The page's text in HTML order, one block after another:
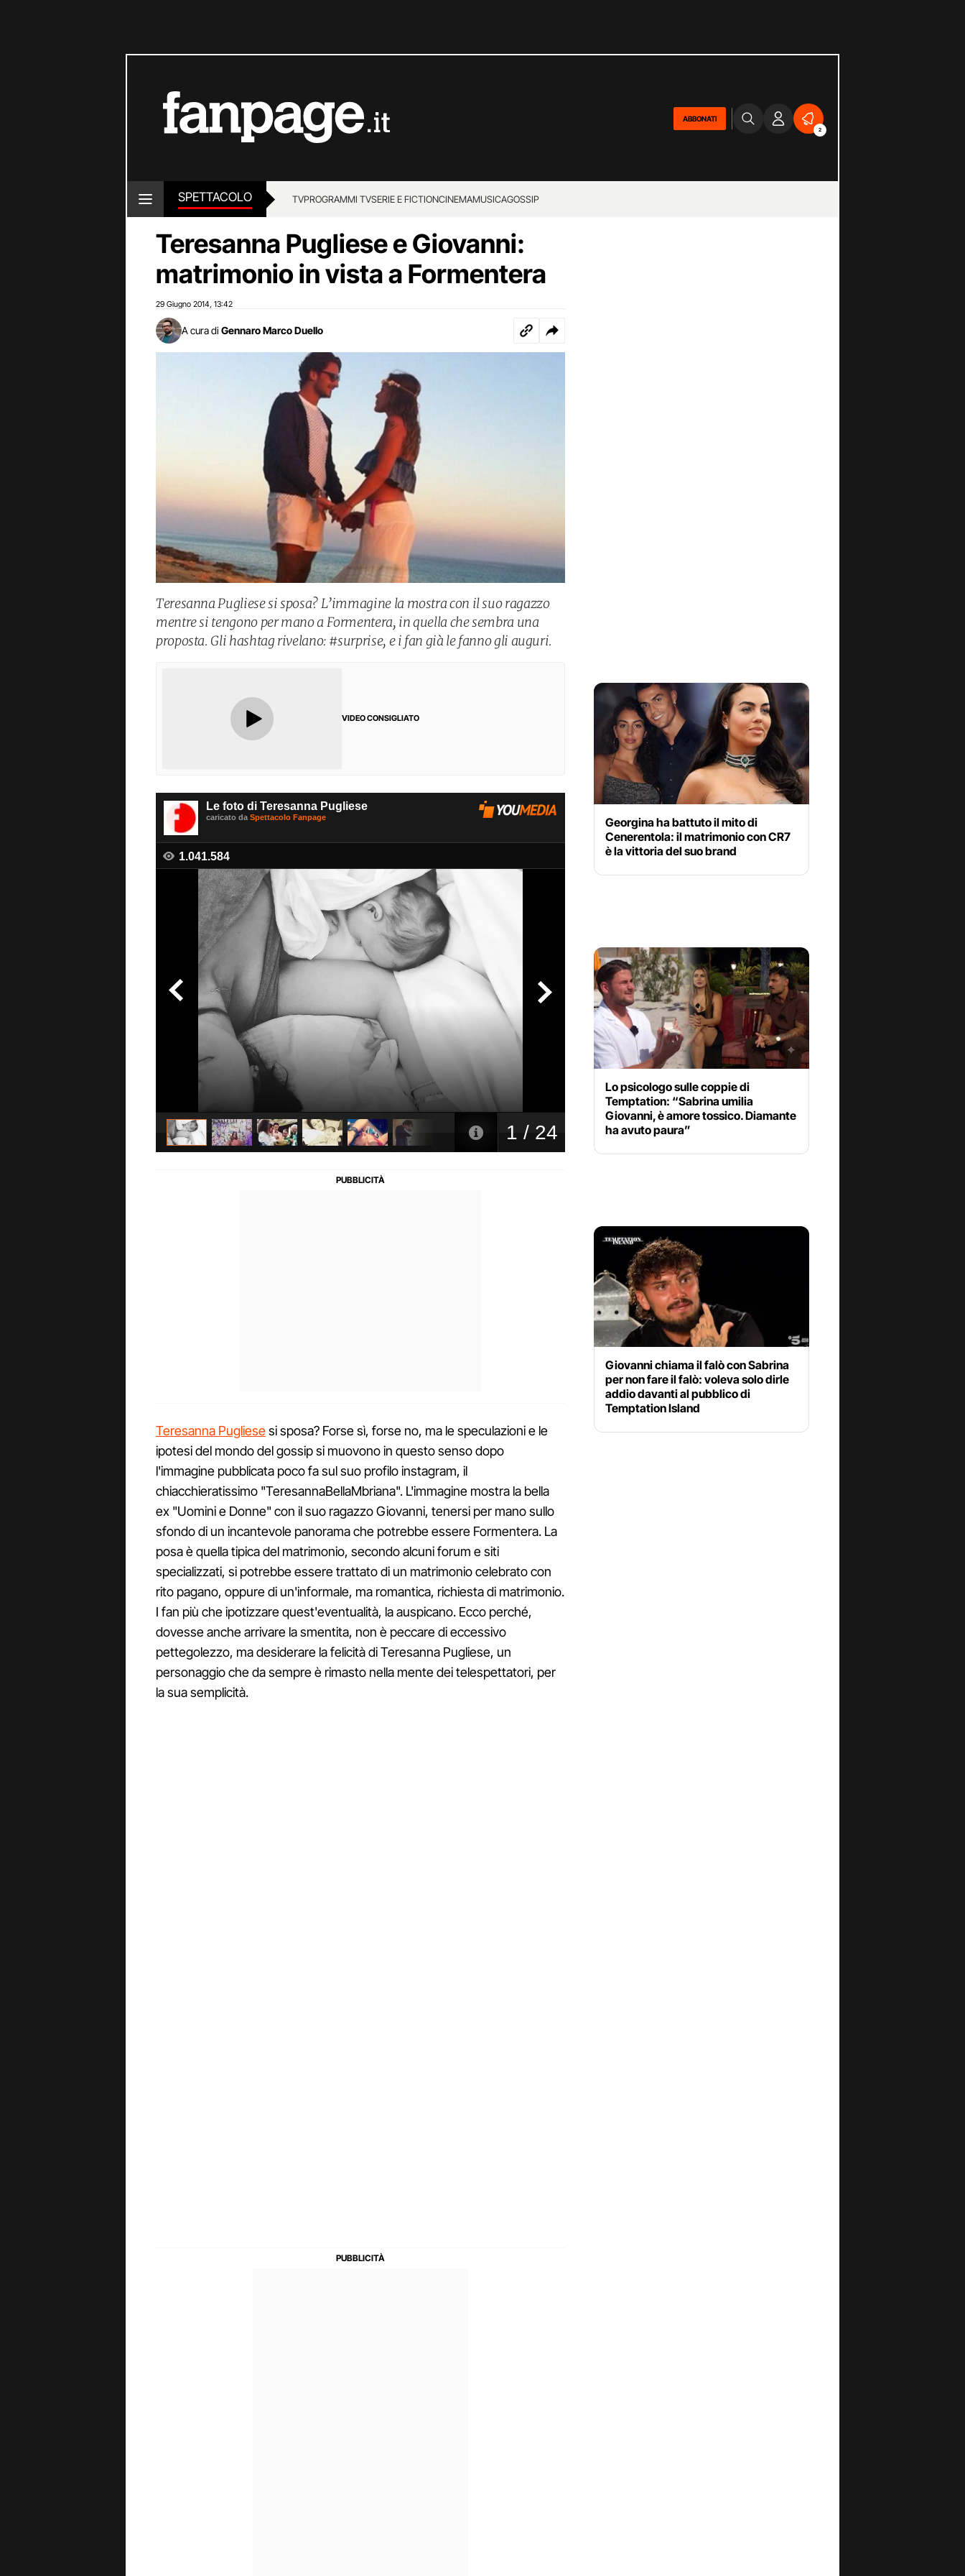
ABBONATI
2
SPETTACOLO TVPROGRAMMI TVSERIE E FICTIONCINEMAMUSICAGOSSIP
Teresanna Pugliese e Giovanni:
matrimonio in vista a Formentera
29 Giugno 2014 13:42
A cura di Gennaro Marco Duello
Teresanna Pugliese si sposa? L’immagine la mostra con il suo ragazzo
mentre si tengono per mano a Formentera, in quella che sembra una
proposta. Gli hashtag rivelano: #surprise, e i fan già le fanno gli auguri.
VIDEO CONSIGLIATO
Teresanna Pugliesesi sposa? Forse sì, forse no, ma le speculazioni e le
ipotesi del mondo del gossip si muovono in questo senso dopo
l'immagine pubblicata poco fa sul suo profilo instagram, il
chiacchieratissimo "TeresannaBellaMbriana". L'immagine mostra la bella
ex "Uomini e Donne" con il suo ragazzo Giovanni, tenersi per mano sullo
sfondo di un incantevole panorama che potrebbe essere Formentera. La
posa è quella tipica del matrimonio, secondo alcuni forum e siti
specializzati, si potrebbe essere trattato di un matrimonio celebrato con
rito pagano, oppure di un'informale, ma romantica, richiesta di matrimonio.
I fan più che ipotizzare quest'eventualità, la auspicano. Ecco perché,
dovesse anche arrivare la smentita, non è peccare di eccessivo
pettegolezzo, ma desiderare la felicità di Teresanna Pugliese, un
personaggio che da sempre è rimasto nella mente dei telespettatori, per
la sua semplicità.
Georgina ha battuto il mito di
Cenerentola: il matrimonio con CR7
è la vittoria del suo brand
Lo psicologo sulle coppie di
Temptation: “Sabrina umilia
Giovanni, è amore tossico. Diamante
ha avuto paura”
Giovanni chiama il falò con Sabrina
per non fare il falò: voleva solo dirle
addio davanti al pubblico di
Temptation Island